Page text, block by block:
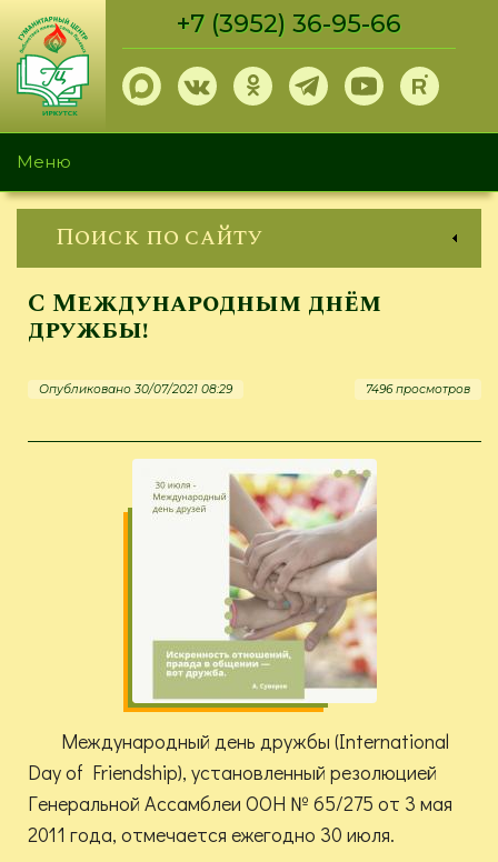
Перейти
основному
содержанию
+7 (3952) 36-95-66
Меню
Поиск по сайту
С Международным днём
дружбы!
Опубликовано 30/07/2021 08:29 7496 просмотров
Международный день дружбы (International
Day of Friendship), установленный резолюцией
Генеральной Ассамблеи ООН № 65/275 от 3 мая
2011 года, отмечается ежегодно 30 июля.